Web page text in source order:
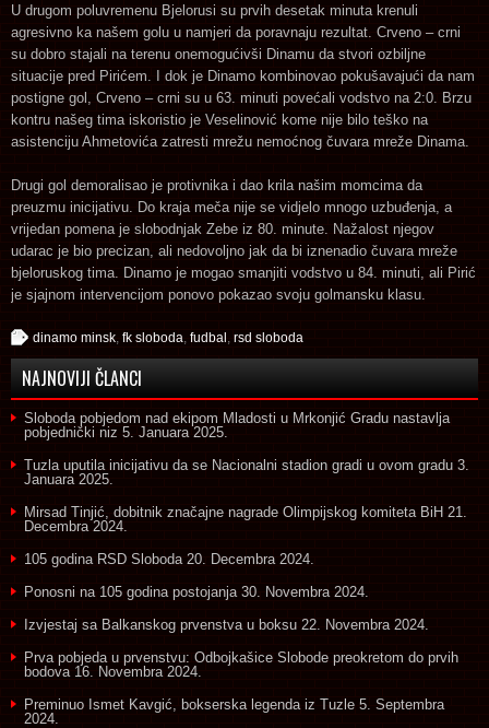
U drugom poluvremenu Bjelorusi su prvih desetak minuta krenuli
agresivno ka našem golu u namjeri da poravnaju rezultat. Crveno – crni
su dobro stajali na terenu onemogućivši Dinamu da stvori ozbiljne
situacije pred Pirićem. I dok je Dinamo kombinovao pokušavajući da nam
postigne gol, Crveno – crni su u 63. minuti povećali vodstvo na 2:0. Brzu
kontru našeg tima iskoristio je Veselinović kome nije bilo teško na
asistenciju Ahmetovića zatresti mrežu nemoćnog čuvara mreže Dinama.
Drugi gol demoralisao je protivnika i dao krila našim momcima da
preuzmu inicijativu. Do kraja meča nije se vidjelo mnogo uzbuđenja, a
vrijedan pomena je slobodnjak Zebe iz 80. minute. Nažalost njegov
udarac je bio precizan, ali nedovoljno jak da bi iznenadio čuvara mreže
bjeloruskog tima. Dinamo je mogao smanjiti vodstvo u 84. minuti, ali Pirić
je sjajnom intervencijom ponovo pokazao svoju golmansku klasu.
dinamo minsk fk sloboda fudbal rsd sloboda
NAJNOVIJI ČLANCI
Sloboda pobjedom nad ekipom Mladosti u Mrkonjić Gradu nastavlja
pobjednički niz 5. Januara 2025.
Tuzla uputila inicijativu da se Nacionalni stadion gradi u ovom gradu 3.
Januara 2025.
Mirsad Tinjić, dobitnik značajne nagrade Olimpijskog komiteta BiH 21.
Decembra 2024.
105 godina RSD Sloboda 20. Decembra 2024.
Ponosni na 105 godina postojanja 30. Novembra 2024.
Izvjestaj sa Balkanskog prvenstva u boksu 22. Novembra 2024.
Prva pobjeda u prvenstvu: Odbojkašice Slobode preokretom do prvih
bodova 16. Novembra 2024.
Preminuo Ismet Kavgić, bokserska legenda iz Tuzle 5. Septembra
2024.